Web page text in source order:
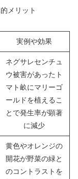
メリット
実例や効果
ネグサレセンチュ
ウ被害があったト
マト畝にマリーゴ
ールドを植えるこ
とで発生率が顕著
に減少
黄色やオレンジの
開花が野菜の緑と
のコントラストを